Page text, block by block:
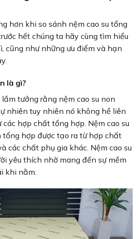
hơn khi so sánh nệm cao su tổng
hết chúng ta hãy cùng tìm hiểu
cũng như những ưu điểm và hạn
là gì?
tưởng rằng nệm cao su non
nhiên tuy nhiên nó không hề liên
các hợp chất tổng hợp. Nệm cao su
tổng hợp được tạo ra từ hợp chất
các chất phụ gia khác. Nệm cao su
yêu thích nhờ mang đến sự mềm
khi nằm.